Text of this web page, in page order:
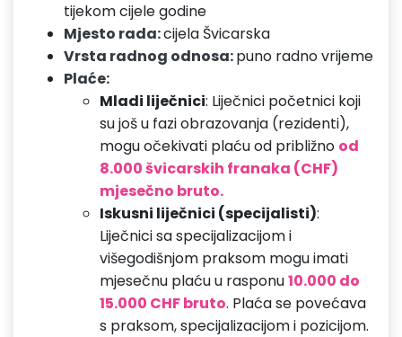
tijekom cijele godine
Mjesto rada:cijela Švicarska
Vrsta radnog odnosa:puno radno vrijeme
Plaće:
Mladi liječnici: Liječnici početnici koji
su još u fazi obrazovanja (rezidenti),
mogu očekivati plaću od približno od
8.000 švicarskih franaka (CHF)
mjesečno bruto.
Iskusni liječnici (specijalisti):
Liječnici sa specijalizacijom i
višegodišnjom praksom mogu imati
mjesečnu plaću u rasponu10.000 do
15.000 CHF bruto. Plaća se povećava
s praksom, specijalizacijom i pozicijom.